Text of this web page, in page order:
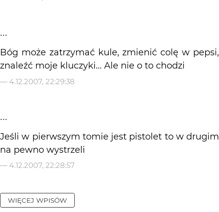
...
Bóg może zatrzymać kule, zmienić colę w pepsi,
znaleźć moje kluczyki... Ale nie o to chodzi
— 4.12.2007, 22:29:38
...
Jeśli w pierwszym tomie jest pistolet to w drugim
na pewno wystrzeli
— 4.12.2007, 22:28:57
WIĘCEJ WPISÓW